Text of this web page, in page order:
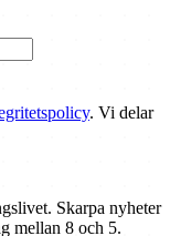
. Vi delar
Skarpa nyheter
mellan 8 och 5.